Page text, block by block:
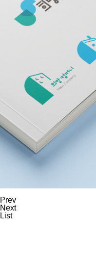
Prev
Next
List